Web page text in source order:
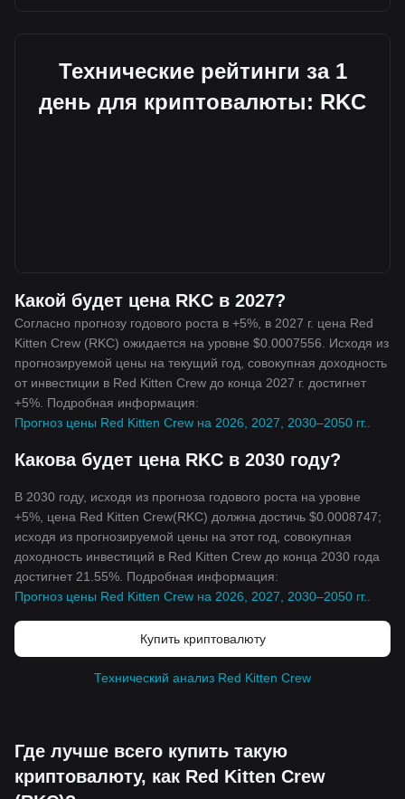
Технические рейтинги за 1
день для криптовалюты: RKC
Какой будет цена RKC в 2027?
Согласно прогнозу годового роста в +5%, в 2027 г. цена Red
Kitten Crew (RKC) ожидается на уровне $0.0007556. Исходя из
прогнозируемой цены на текущий год, совокупная доходность
от инвестиции в Red Kitten Crew до конца 2027 г. достигнет
+5%. Подробная информация:
Прогноз цены Red Kitten Crew на 2026, 2027, 2030–2050 гг.
Какова будет цена RKC в 2030 году?
В 2030 году, исходя из прогноза годового роста на уровне
+5%, цена Red Kitten Crew(RKC) должна достичь $0.0008747;
исходя из прогнозируемой цены на этот год, совокупная
доходность инвестиций в Red Kitten Crew до конца 2030 года
достигнет 21.55%. Подробная информация:
Прогноз цены Red Kitten Crew на 2026, 2027, 2030–2050 гг.
Купить криптовалюту
Технический анализ Red Kitten Crew
Где лучше всего купить такую
криптовалюту, как Red Kitten Crew